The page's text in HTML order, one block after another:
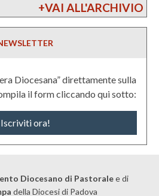
+VAI ALL'ARCHIVIO
Diocesana” direttamente sulla
il form cliccando qui sotto:
Iscriviti ora!
Diocesano di Pastoralee di
della Diocesi di Padova